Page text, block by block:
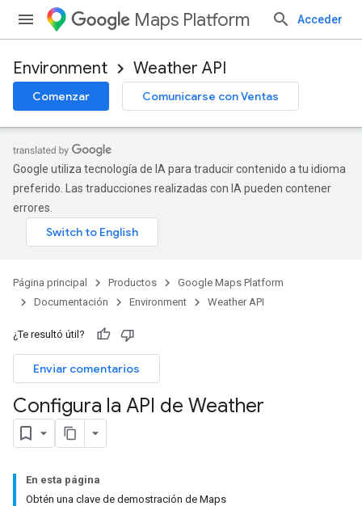
Maps Platform Acceder
Environment Weather API
Comenzar Comunicarse con Ventas
Google utiliza tecnología de IA para traducir contenido a tu idioma
preferido. Las traducciones realizadas con IA pueden contener
errores.
Página principal Productos
Google Maps Platform
Documentación
Environment Weather API
¿Te resultó útil?
Enviar comentarios
Configura la API de Weather
En esta página
Obtén una clave de demostración de Maps